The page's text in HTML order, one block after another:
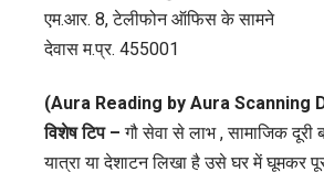
एम.आर. 8, टेलीफोन ऑफिस के सामने
देवास म.प्र. 455001
(Aura Reading by Aura Scanning
विशेष टिप – गौ सेवा से लाभ , सामाजिक दूरी
यात्रा या देशाटन लिखा है उसे घर में घूमकर